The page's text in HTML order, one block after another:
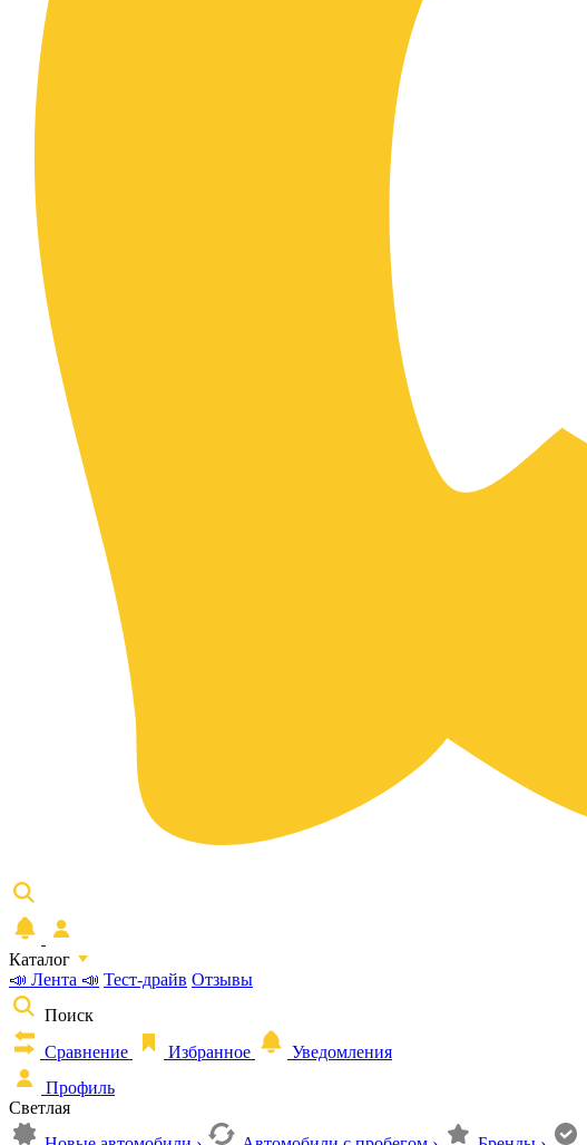
Каталог
📣 Лента 📣 Тест-драйв Отзывы
Поиск
Сравнение
Избранное
Уведомления
Профиль
Светлая